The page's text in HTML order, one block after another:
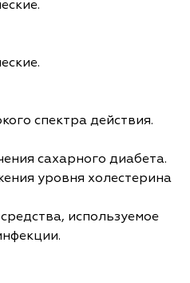
спектра действия.
сахарного диабета.
уровня холестерина
используемое